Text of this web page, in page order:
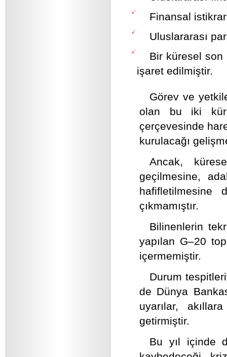
Finansal
Uluslararası
Bir küresel son
işaret edilmiştir.
Görev ve
olan bu iki
çerçevesinde
kurulacağı
Ancak,
geçilmesine,
hafifletilmesine
çıkmamıştır.
Bilinenlerin
yapılan G–20
içermemiştir.
Durum
de Dünya
uyarılar,
getirmiştir.
Bu yıl içinde